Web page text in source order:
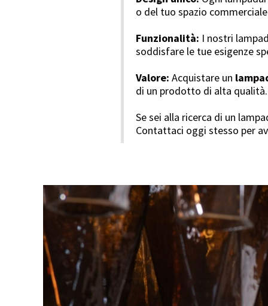
o del tuo spazio
Funzionalità: I nostri
soddisfare le tue esigenze
Valore: Acquistare un
di un prodotto di alta
Se sei alla ricerca di un
Contattaci oggi stesso per